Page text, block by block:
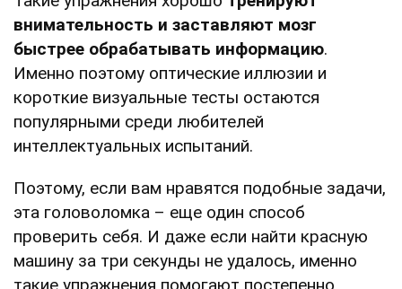
внимательность и заставляют мозг
быстрее обрабатывать информацию.
Именно поэтому оптические иллюзии и
короткие визуальные тесты остаются
популярными среди любителей
интеллектуальных испытаний.
Поэтому, если вам нравятся подобные задачи,
эта головоломка – еще один способ
проверить себя. И даже если найти красную
машину за три секунды не удалось, именно
такие упражнения помогают постепенно